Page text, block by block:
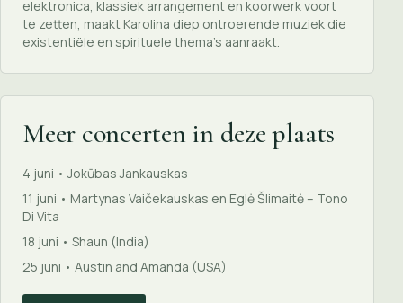
elektronica, klassiek arrangement en koorwerk voort
te zetten, maakt Karolina diep ontroerende muziek die
existentiële en spirituele thema’s aanraakt.
Meer concerten in deze plaats
4 juni • Jokūbas Jankauskas
11 juni • Martynas Vaičekauskas en Eglė Šlimaitė – Tono
Di Vita
18 juni • Shaun (India)
25 juni • Austin and Amanda (USA)